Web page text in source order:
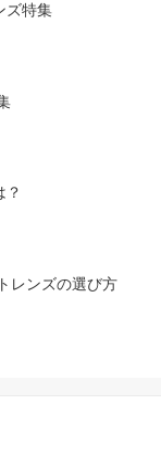
ズ特集
？
レンズの選び方